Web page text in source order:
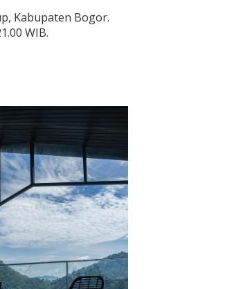
Kabupaten Bogor.
WIB.